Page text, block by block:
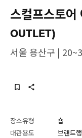
스컬프스토어
OUTLET)
서울 용산구 |
장소유형
숍
대관용도
브랜드